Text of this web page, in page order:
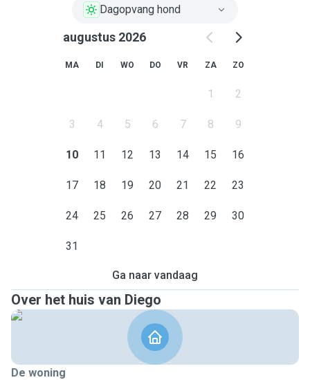
Dagopvang hond
augustus 2026
MA DI WO DO VR ZA ZO
1 2
3 4 5 6 7 8 9
10 11 12 13 14 15 16
17 18 19 20 21 22 23
24 25 26 27 28 29 30
31
Ga naar vandaag
Over het huis van Diego
De woning